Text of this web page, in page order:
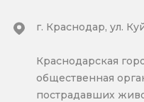
г. Краснодар, ул.
Краснодарская
общественная
пострадавших